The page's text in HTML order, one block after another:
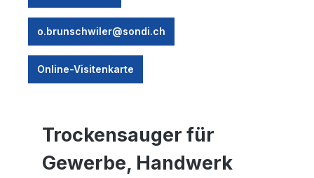
o.brunschwiler@sondi.ch
Online-Visitenkarte
Trockensauger für
Gewerbe, Handwerk